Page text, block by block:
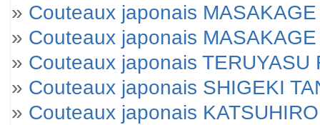
» Couteaux japonais
» Couteaux japonais
» Couteaux japonais TERUYASU
» Couteaux japonais SHIGEKI
» Couteaux japonais